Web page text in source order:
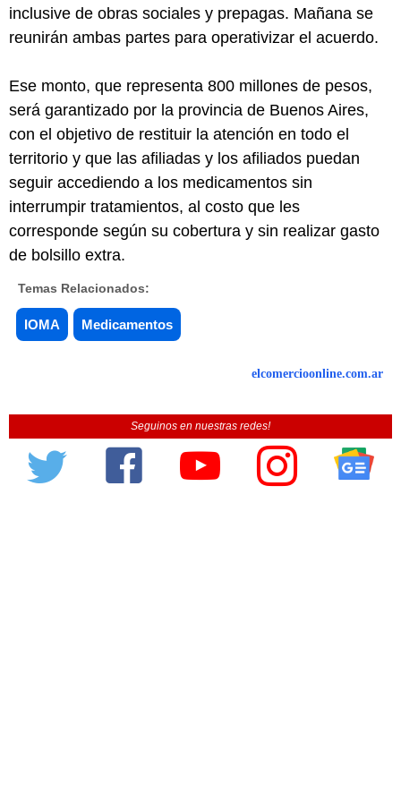
inclusive de obras sociales y prepagas. Mañana se
reunirán ambas partes para operativizar el acuerdo.
Ese monto, que representa 800 millones de pesos,
será garantizado por la provincia de Buenos Aires,
con el objetivo de restituir la atención en todo el
territorio y que las afiliadas y los afiliados puedan
seguir accediendo a los medicamentos sin
interrumpir tratamientos, al costo que les
corresponde según su cobertura y sin realizar gasto
de bolsillo extra.
Temas Relacionados:
IOMA Medicamentos
elcomercioonline.com.ar
Seguinos en nuestras redes!